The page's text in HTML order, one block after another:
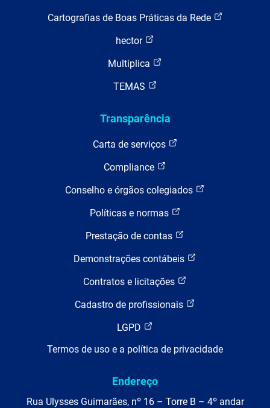
Cartografias de Boas Práticas da Rede
hector
Multiplica
TEMAS
Transparência
Carta de serviços
Compliance
Conselho e órgãos colegiados
Políticas e normas
Prestação de contas
Demonstrações contábeis
Contratos e licitações
Cadastro de profissionais
LGPD
Termos de uso e a política de privacidade
Endereço
Rua Ulysses Guimarães, nº 16 – Torre B – 4º andar